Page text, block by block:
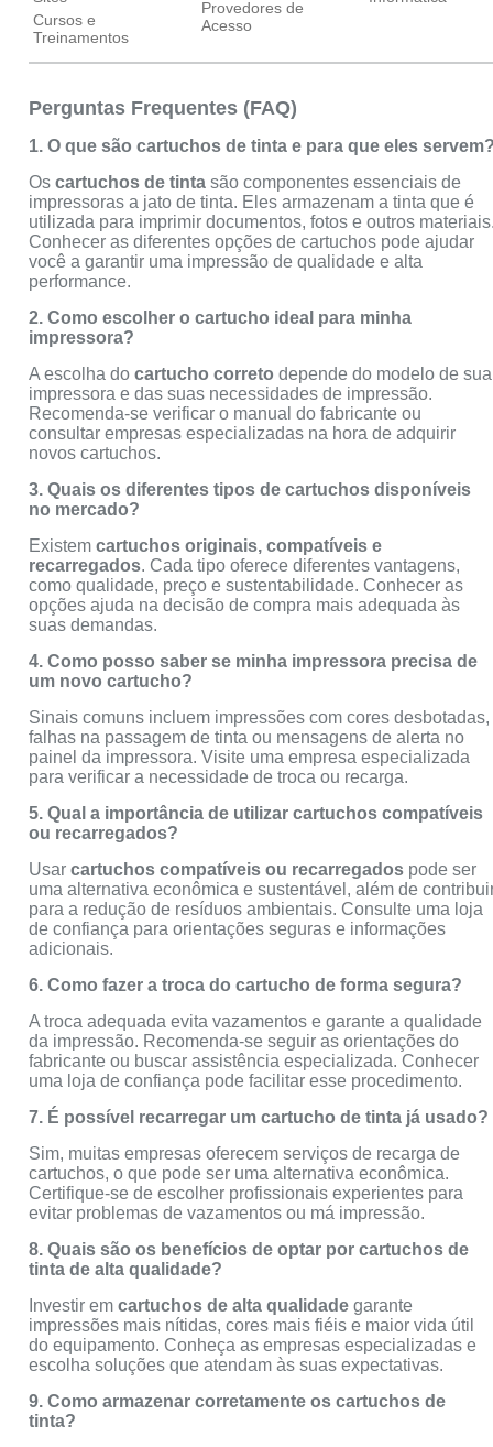
Cursos e
Treinamentos
Provedores de
Acesso
Perguntas Frequentes (FAQ)
1. O que são cartuchos de tinta e para que eles
Oscartuchos de tinta são componentes essenciais de
impressoras a jato de tinta. Eles armazenam a tinta que é
utilizada para imprimir documentos, fotos e outros
Conhecer as diferentes opções de cartuchos pode ajudar
você a garantir uma impressão de qualidade e alta
performance.
2. Como escolher o cartucho ideal para minha
impressora?
A escolha docartucho correto depende do modelo de sua
impressora e das suas necessidades de impressão.
Recomenda-se verificar o manual do fabricante ou
consultar empresas especializadas na hora de adquirir
novos cartuchos.
3. Quais os diferentes tipos de cartuchos disponíveis
no mercado?
Existemcartuchos originais, compatíveis e
recarregados. Cada tipo oferece diferentes vantagens,
como qualidade, preço e sustentabilidade. Conhecer as
opções ajuda na decisão de compra mais adequada às
suas demandas.
4. Como posso saber se minha impressora precisa de
um novo cartucho?
Sinais comuns incluem impressões com cores desbotadas,
falhas na passagem de tinta ou mensagens de alerta no
painel da impressora. Visite uma empresa especializada
para verificar a necessidade de troca ou recarga.
5. Qual a importância de utilizar cartuchos compatíveis
ou recarregados?
Usarcartuchos compatíveis ou recarregados pode ser
uma alternativa econômica e sustentável, além de
para a redução de resíduos ambientais. Consulte uma loja
de confiança para orientações seguras e informações
adicionais.
6. Como fazer a troca do cartucho de forma segura?
A troca adequada evita vazamentos e garante a qualidade
da impressão. Recomenda-se seguir as orientações do
fabricante ou buscar assistência especializada. Conhecer
uma loja de confiança pode facilitar esse procedimento.
7. É possível recarregar um cartucho de tinta já usado?
Sim, muitas empresas oferecem serviços de recarga de
cartuchos, o que pode ser uma alternativa econômica.
Certifique-se de escolher profissionais experientes para
evitar problemas de vazamentos ou má impressão.
8. Quais são os benefícios de optar por cartuchos de
tinta de alta qualidade?
Investir emcartuchos de alta qualidade garante
impressões mais nítidas, cores mais fiéis e maior vida útil
do equipamento. Conheça as empresas especializadas e
escolha soluções que atendam às suas expectativas.
9. Como armazenar corretamente os cartuchos de
tinta?